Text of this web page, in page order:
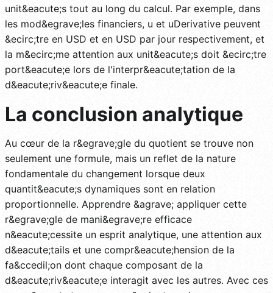
unit&eacute;s tout au long du calcul. Par exemple, dans
les mod&egrave;les financiers, u et uDerivative peuvent
&ecirc;tre en USD et en USD par jour respectivement, et
la m&ecirc;me attention aux unit&eacute;s doit &ecirc;tre
port&eacute;e lors de l'interpr&eacute;tation de la
d&eacute;riv&eacute;e finale.
La conclusion analytique
Au cœur de la r&egrave;gle du quotient se trouve non
seulement une formule, mais un reflet de la nature
fondamentale du changement lorsque deux
quantit&eacute;s dynamiques sont en relation
proportionnelle. Apprendre &agrave; appliquer cette
r&egrave;gle de mani&egrave;re efficace
n&eacute;cessite un esprit analytique, une attention aux
d&eacute;tails et une compr&eacute;hension de la
fa&ccedil;on dont chaque composant de la
d&eacute;riv&eacute;e interagit avec les autres. Avec ces